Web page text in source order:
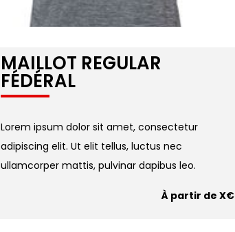
MAILLOT REGULAR
FÉDÉRAL
Lorem ipsum dolor sit amet, consectetur
adipiscing elit. Ut elit tellus, luctus nec
ullamcorper mattis, pulvinar dapibus leo.
À partir de X€